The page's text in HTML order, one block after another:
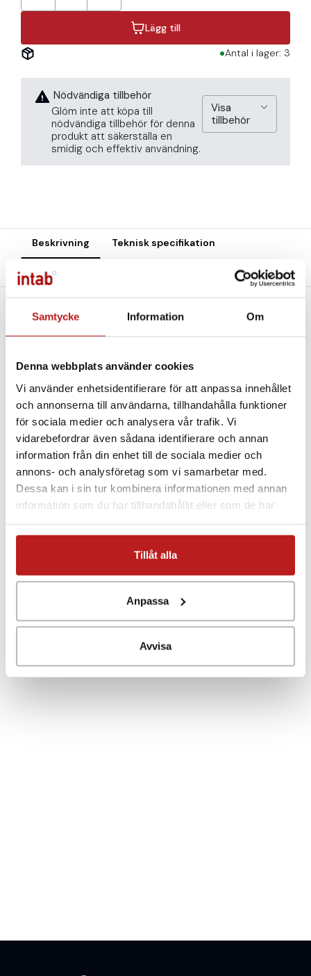
Samtycke Information Om
Denna webbplats använder cookies
Vi använder enhetsidentifierare för att anpassa innehållet
och annonserna till användarna, tillhandahålla funktioner
för sociala medier och analysera vår trafik. Vi
vidarebefordrar även sådana identifierare och annan
information från din enhet till de sociala medier och
annons- och analysföretag som vi samarbetar med.
Dessa kan i sin tur kombinera informationen med annan
information som du har tillhandahållit eller som de har
Tillåt alla
Anpassa
Avvisa
Lägg till
Antal i lager: 3
Nödvändiga tillbehör
Glöm inte att köpa till
nödvändiga tillbehör för denna
produkt att säkerställa en
smidig och effektiv användning.
Visa
tillbehör
Beskrivning Teknisk specifikation
Filer och Länkar
Mäter koldioxid, temperatur och RH i samma enhet.
Radiologgern är självjusterande. För att tekniken ska
fungera tillfredställande behöver utrymmet där loggern
befinner sig gå ner till samma koldioxidnivåer som
utomhus (max 400ppm) minst tre gånger på en 14-
dagarsperiod.
Det trådlösa mätsystemet består av radiologgers,
basstation och, vid behov, en "Range Extender".
Mätvärden skickas över en säker trådlös förbindelse till
Beroende på om du vill läsa av dina mätvärden via
internet eller lokalt finns flera alternativ vad gäller
basstationer.
Här kan du läsa mer om produktgruppen Intab Wireless
System
och en rad användarexempel.